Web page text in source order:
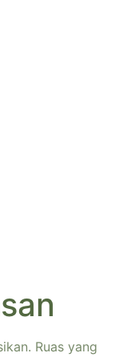
Ruas yang